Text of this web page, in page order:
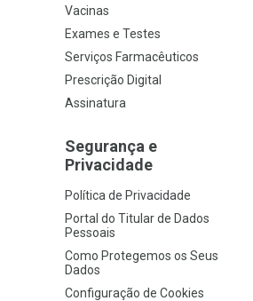
Vacinas
Exames e Testes
Serviços Farmacêuticos
Prescrição Digital
Assinatura
Segurança e
Privacidade
Política de Privacidade
Portal do Titular de Dados
Pessoais
Como Protegemos os Seus
Dados
Configuração de Cookies